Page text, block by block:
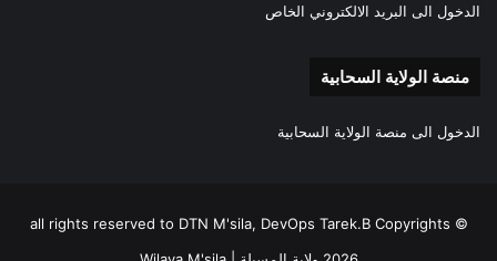
الدخول الى البريد الالكتروني الخاص
منصة الولاية السحابية
الدخول الى منصة الولاية السحابية
all rights reserved to DTN M'sila, DevOps Tarek.B Copyrights ©